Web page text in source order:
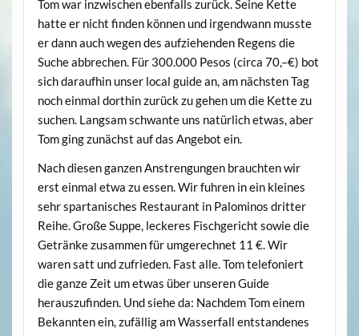
Tom war inzwischen ebenfalls zurück. Seine Kette
hatte er nicht finden können und irgendwann musste
er dann auch wegen des aufziehenden Regens die
Suche abbrechen. Für 300.000 Pesos (circa 70,–€) bot
sich daraufhin unser local guide an, am nächsten Tag
noch einmal dorthin zurück zu gehen um die Kette zu
suchen. Langsam schwante uns natürlich etwas, aber
Tom ging zunächst auf das Angebot ein.
Nach diesen ganzen Anstrengungen brauchten wir
erst einmal etwa zu essen. Wir fuhren in ein kleines
sehr spartanisches Restaurant in Palominos dritter
Reihe. Große Suppe, leckeres Fischgericht sowie die
Getränke zusammen für umgerechnet 11 €. Wir
waren satt und zufrieden. Fast alle. Tom telefoniert
die ganze Zeit um etwas über unseren Guide
herauszufinden. Und siehe da: Nachdem Tom einem
Bekannten ein, zufällig am Wasserfall entstandenes